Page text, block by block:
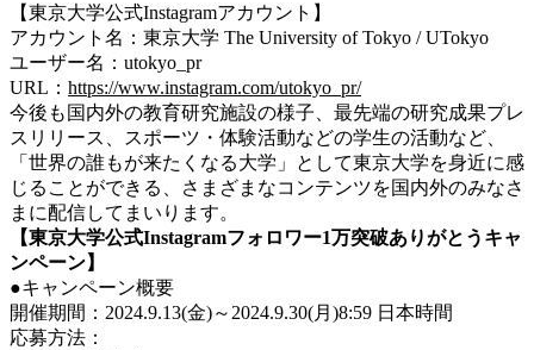
【東京大学公式Instagramアカウント】
アカウント名：東京大学 The University of Tokyo / UTokyo
ユーザー名：utokyo_pr
URL： https://www.instagram.com/utokyo_pr/
今後も国内外の教育研究施設の様子、最先端の研究成果プレ
スリリース、スポーツ・体験活動などの学生の活動など、
「世界の誰もが来たくなる大学」として東京大学を身近に感
じることができる、さまざまなコンテンツを国内外のみなさ
まに配信してまいります。
【東京大学公式Instagramフォロワー1万突破ありがとうキャ
ンペーン】
●キャンペーン概要
開催期間：2024.9.13(金)～2024.9.30(月)8:59 日本時間
応募方法：